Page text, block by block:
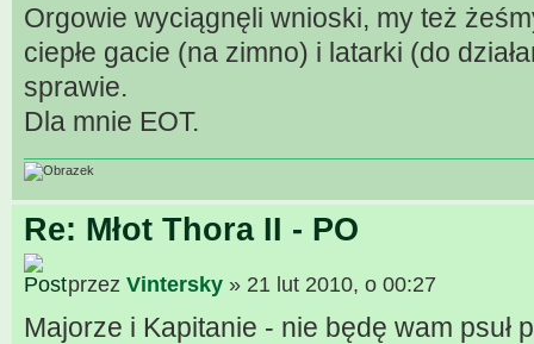
Orgowie wyciągnęli wnioski, my też
ciepłe gacie (na zimno) i latarki (do
sprawie.
Dla mnie EOT.
Re: Młot Thora II - PO
przez Vintersky » 21 lut 2010, o 00:27
Majorze i Kapitanie - nie będę wam psuł